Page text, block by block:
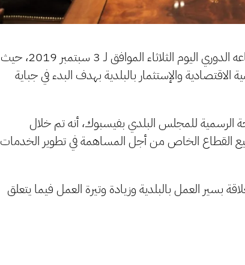
قرر المجلس التسييري لبلدية بنغازي خلال إجتماعه الدوري اليوم الثلاثاء الموافق لـ 3 سبتمبر 2019، حيث
والإستثمار بالبلدية بهدف البدء في جباية
للمجلس البلدي بفيسبوك، أنه تم خلال
القطاع الخاص من أجل المساهمة في تطوير الخدمات
العمل بالبلدية وزيادة وتيرة العمل فيما يتعلق